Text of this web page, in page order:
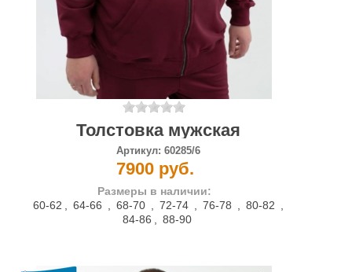
Толстовка мужская
Артикул: 60285/6
7900 руб.
Размеры в наличии:
60-62 , 64-66 , 68-70 , 72-74 , 76-78 , 80-82 ,
84-86 , 88-90